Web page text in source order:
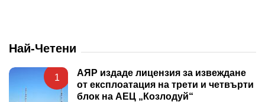
Най-Четени
1
АЯР издаде лицензия за извеждане
от експлоатация на трети и четвърти
блок на АЕЦ „Козлодуй“